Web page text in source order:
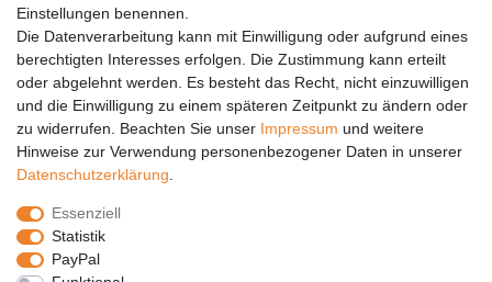
PARTNER
DHL
GLS
PaketPLUS
SPONSORING
Malchower SV 90
Malchower Wölfe
Einstellungen benennen.
Die Datenverarbeitung kann mit Einwilligung oder aufgrund eines
berechtigten Interesses erfolgen. Die Zustimmung kann erteilt
oder abgelehnt werden. Es besteht das Recht, nicht einzuwilligen
und die Einwilligung zu einem späteren Zeitpunkt zu ändern oder
zu widerrufen. Beachten Sie unser Impressum und weitere
Hinweise zur Verwendung personenbezogener Daten in unserer
Daten­schutz­erklärung
Essenziell
Statistik
PayPal